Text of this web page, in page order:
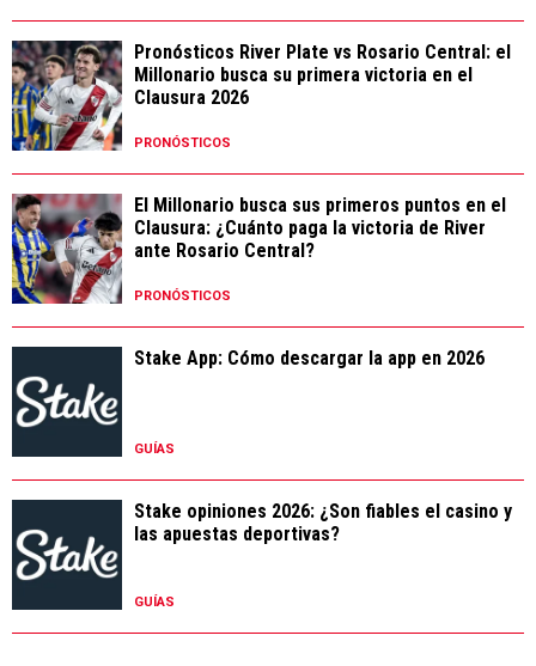
Pronósticos River Plate vs Rosario Central: el
Millonario busca su primera victoria en el
Clausura 2026
PRONÓSTICOS
El Millonario busca sus primeros puntos en el
Clausura: ¿Cuánto paga la victoria de River
ante Rosario Central?
PRONÓSTICOS
Stake App: Cómo descargar la app en 2026
GUÍAS
Stake opiniones 2026: ¿Son fiables el casino y
las apuestas deportivas?
GUÍAS